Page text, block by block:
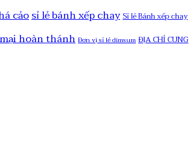
cảosỉ lẻ bánh xếp chaySỉ lẻ Bánh xếp chay
hoàn thánh Đơn vị sỉ lẻ dimsum ĐỊA CHỈ CUNG